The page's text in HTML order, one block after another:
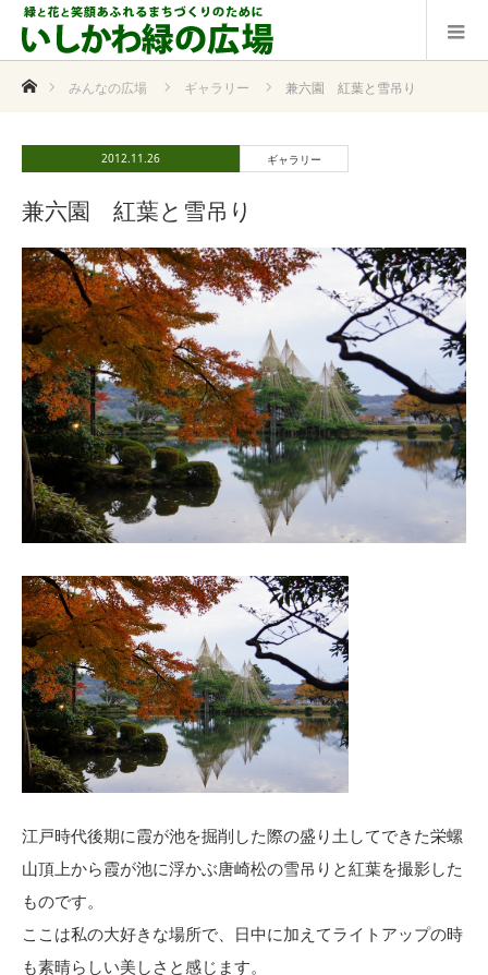
ホームみんなの広場 ギャラリー 兼六園 紅葉と雪吊り
2012.11.26 ギャラリー
兼六園 紅葉と雪吊り
江戸時代後期に霞が池を掘削した際の盛り土してできた栄螺
山頂上から霞が池に浮かぶ唐崎松の雪吊りと紅葉を撮影した
ものです。
ここは私の大好きな場所で、日中に加えてライトアップの時
も素晴らしい美しさと感じます。